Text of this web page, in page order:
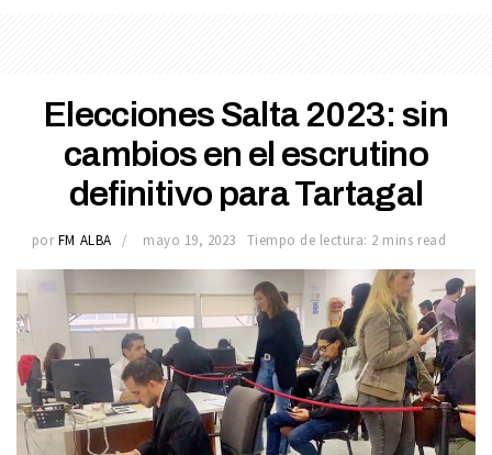
Elecciones Salta 2023: sin
cambios en el escrutino
definitivo para Tartagal
por FM ALBA mayo 19, 2023 Tiempo de lectura: 2 mins read